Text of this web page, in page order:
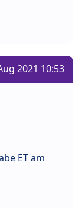
2021 10:53
ET am